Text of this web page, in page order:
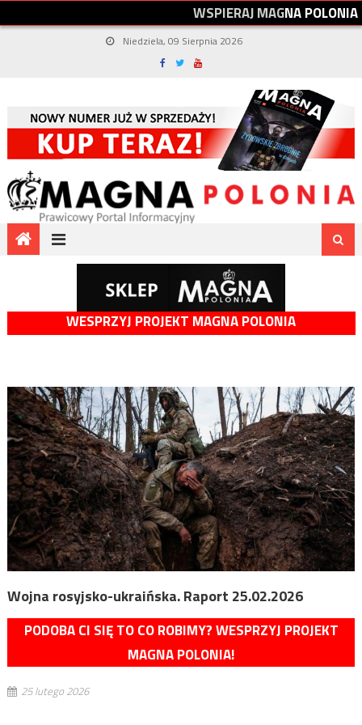
WSPIERAJMAGNAPOLONIA
Niedziela, 09 Sierpnia 2026
WESPRZYJ PROJEKT MAGNA POLONIA
Wojna rosyjsko-ukraińska. Raport 25.02.2026
PODOBA CI SIĘ TO CO ROBIMY? WESPRZYJ PROJEKT
MAGNA POLONIA!
25 lutego 2026